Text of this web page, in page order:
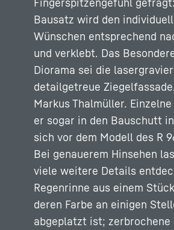
Bausatz wird den
Wünschen entsprechend
und verklebt. Das
Diorama sei die
detailgetreue
Markus Thalmüller.
er sogar in den Bauschutt
sich vor dem Modell des R
Bei genauerem Hinsehen
viele weitere Details
Regenrinne aus einem
deren Farbe an einigen
abgeplatzt ist; zerbrochene